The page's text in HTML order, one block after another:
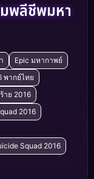
พลีชีพมหา
Epic มหากาพย์
พากย์ไทย
าย 2016
2016
Squad 2016